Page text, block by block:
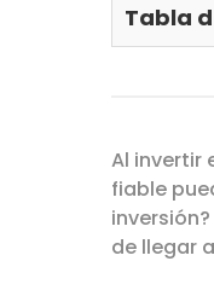
Tabla
Al invertir
fiable
de llegar